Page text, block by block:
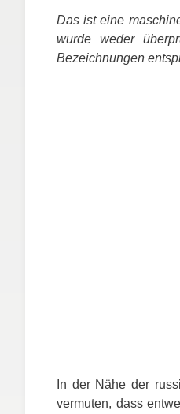
Das ist eine
wurde weder
Bezeichnungen
In der Nähe der
vermuten, dass